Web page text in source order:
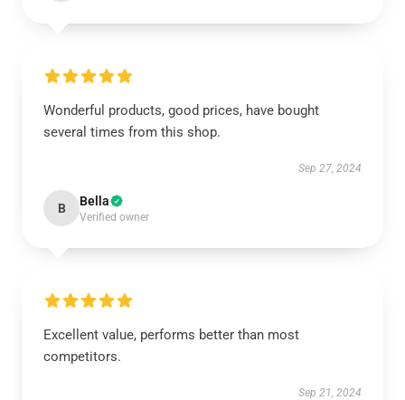
Wonderful products, good prices, have bought
several times from this shop.
Sep 27, 2024
B Bella
Verified owner
Excellent value, performs better than most
competitors.
Sep 21, 2024